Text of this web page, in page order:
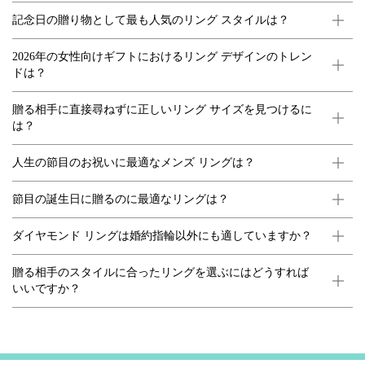
記念日の贈り物として最も人気のリング スタイルは？
2026年の女性向けギフトにおけるリング デザインのトレン
ドは？
贈る相手に直接尋ねずに正しいリング サイズを見つけるに
は？
人生の節目のお祝いに最適なメンズ リングは？
節目の誕生日に贈るのに最適なリングは？
ダイヤモンド リングは婚約指輪以外にも適していますか？
贈る相手のスタイルに合ったリングを選ぶにはどうすれば
いいですか？